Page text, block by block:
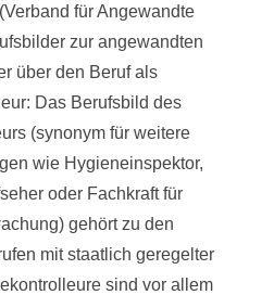
für Angewandte
zur angewandten
über den Beruf als
Das Berufsbild des
(synonym für weitere
wie Hygieneinspektor,
oder Fachkraft für
gehört zu den
mit staatlich geregelter
sind vor allem